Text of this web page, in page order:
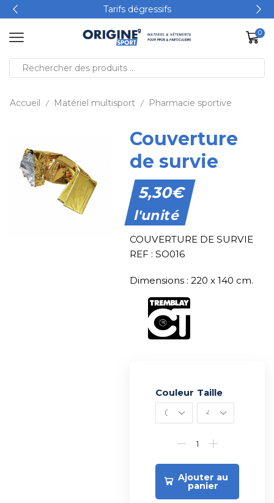
Tarifs dégressifs
0
Accueil / Matériel multisport / Pharmacie sportive
Couverture
de survie
5,30€
l'unité
COUVERTURE DE SURVIE
REF : SO016
Dimensions : 220 x 140 cm.
Couleur Taille
Ajouter au
panier
Alternative: